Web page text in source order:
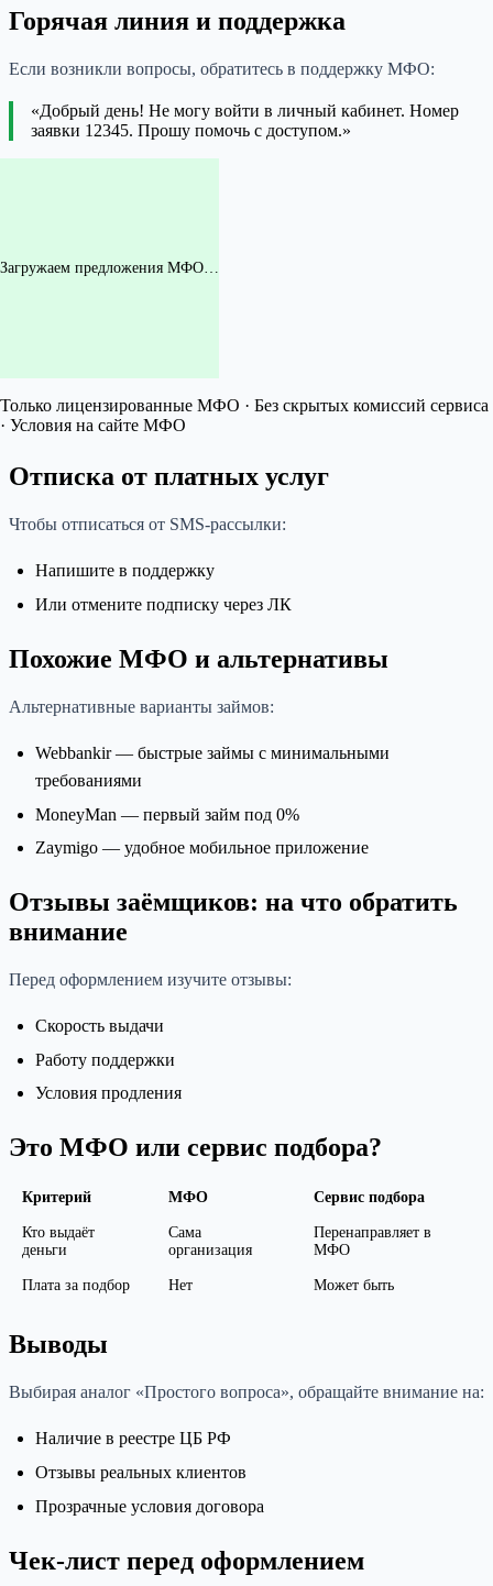
Горячая линия и поддержка
Если возникли вопросы, обратитесь в поддержку МФО:
«Добрый день! Не могу войти в личный кабинет. Номер
заявки 12345. Прошу помочь с доступом.»
Загружаем предложения МФО…
Только лицензированные МФО · Без скрытых комиссий сервиса
· Условия на сайте МФО
Отписка от платных услуг
Чтобы отписаться от SMS-рассылки:
Напишите в поддержку
Или отмените подписку через ЛК
Похожие МФО и альтернативы
Альтернативные варианты займов:
Webbankir — быстрые займы с минимальными
требованиями
MoneyMan — первый займ под 0%
Zaymigo — удобное мобильное приложение
Отзывы заёмщиков: на что обратить
внимание
Перед оформлением изучите отзывы:
Скорость выдачи
Работу поддержки
Условия продления
Это МФО или сервис подбора?
Критерий МФО Сервис подбора
Кто выдаёт
деньги
Сама
организация
Перенаправляет в
МФО
Плата за подбор Нет Может быть
Выводы
Выбирая аналог «Простого вопроса», обращайте внимание на:
Наличие в реестре ЦБ РФ
Отзывы реальных клиентов
Прозрачные условия договора
Чек-лист перед оформлением